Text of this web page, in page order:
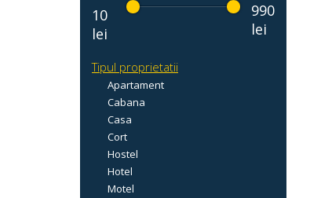
10
lei
990
lei
Tipul proprietatii
Apartament
Cabana
Casa
Cort
Hostel
Hotel
Motel